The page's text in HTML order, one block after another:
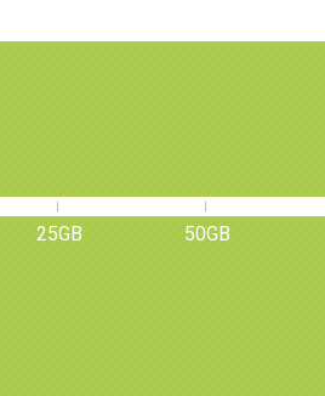
25GB 50GB